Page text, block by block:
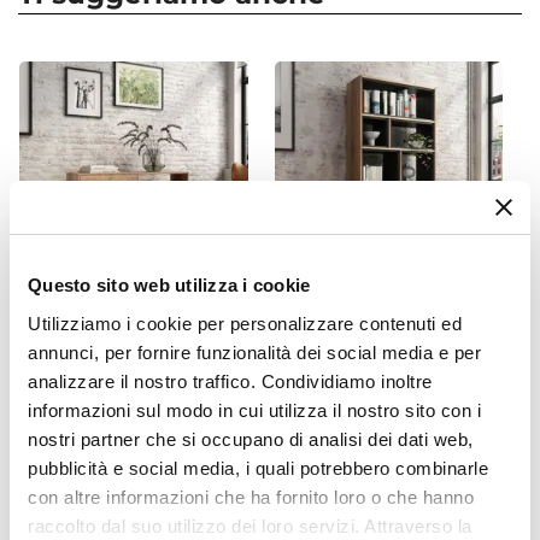
Questo sito web utilizza i cookie
Utilizziamo i cookie per personalizzare contenuti ed
annunci, per fornire funzionalità dei social media e per
analizzare il nostro traffico. Condividiamo inoltre
informazioni sul modo in cui utilizza il nostro sito con i
nostri partner che si occupano di analisi dei dati web,
pubblicità e social media, i quali potrebbero combinarle
con altre informazioni che ha fornito loro o che hanno
raccolto dal suo utilizzo dei loro servizi. Attraverso la
Altezza
Larghezza
86 cm
Profondità
45 cm
Legno
Materiale Struttura
Materiale Piano
Legno di acacia
Materiale Ante E Cassetti
Legno di acacia
Numero Cassetti
2 cassetti
Caratteristiche
CODICE:FRA-11S
Consolle 118x75h cm in
legno di acacia e metallo
nero - Freia Acacia
€ 146,00
CODICE:FRA-9M
Libreria 90x180h cm in
legno di acacia e metallo
con interno grigio scuro -
€ 399,00